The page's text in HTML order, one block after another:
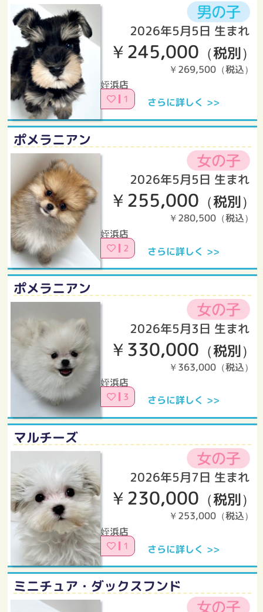
2026年5月5日 生まれ
￥245,000 （税別）
￥269,500（税込）
姪浜店
1 さらに詳しく >>
ポメラニアン
2026年5月5日 生まれ
￥255,000 （税別）
￥280,500（税込）
姪浜店
2 さらに詳しく >>
ポメラニアン
2026年5月3日 生まれ
￥330,000 （税別）
￥363,000（税込）
姪浜店
3 さらに詳しく >>
マルチーズ
2026年5月7日 生まれ
￥230,000 （税別）
￥253,000（税込）
姪浜店
1 さらに詳しく >>
ミニチュア・ダックスフンド